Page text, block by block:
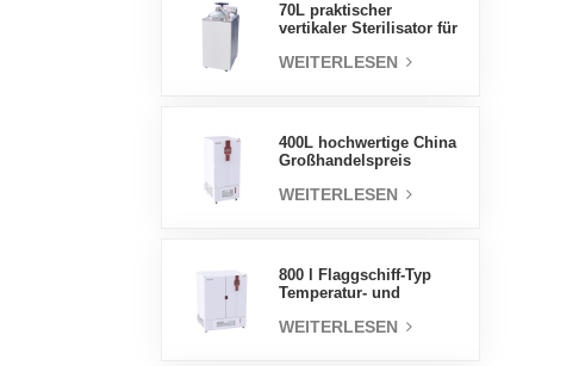
70L praktischer
vertikaler Sterilisator für
Design,
WEITERLESEN
400L hochwertige China
Großhandelspreis
Luftfeuchtigkeit stabile
WEITERLESEN
800 l Flaggschiff-Typ
Temperatur- und
Inkubatorkammer,
WEITERLESEN